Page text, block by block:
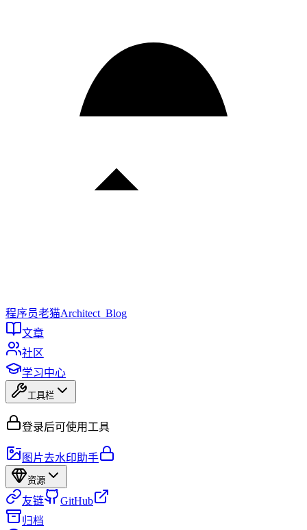
程序员老猫Architect_Blog
文章
社区
学习中心
工具栏
登录后可使用工具
图片去水印助手
资源
友链
GitHub
归档